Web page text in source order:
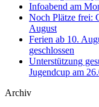
Infoabend am
Noch Plätze frei:
August
Ferien ab 10.
geschlossen
Unterstützung
Jugendcup am
Archiv